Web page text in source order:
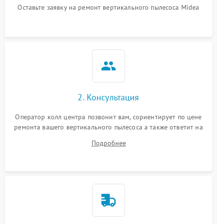
Оставьте заявку на ремонт вертикального пылесоса Midea
2. Консультация
Оператор колл центра позвонит вам, сориентирует по цене
ремонта вашего вертикального пылесоса а также ответит на
Подробнее